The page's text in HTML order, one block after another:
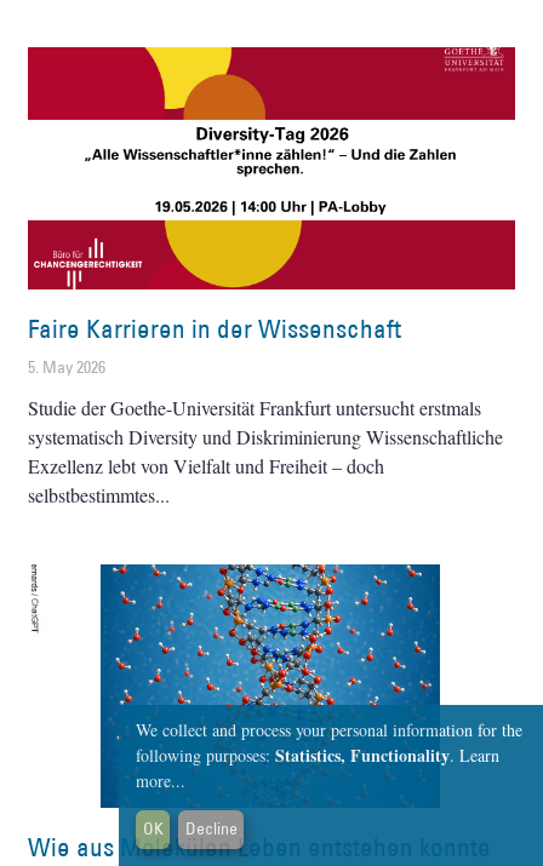
Faire Karrieren in der Wissenschaft
5. May 2026
Studie der Goethe-Universität Frankfurt untersucht erstmals
systematisch Diversity und Diskriminierung Wissenschaftliche
Exzellenz lebt von Vielfalt und Freiheit – doch
selbstbestimmtes
Wie aus Molekülen Leben entstehen konnte
We collect and process your personal information for the
following purposes: Statistics, Functionality. Learn
more...
OK Decline